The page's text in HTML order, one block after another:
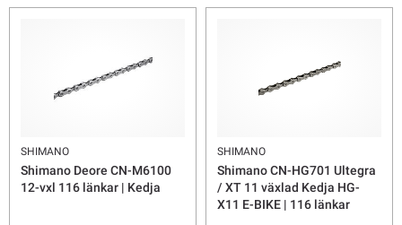
SHIMANO
Shimano Deore CN-M6100
12-vxl 116 länkar | Kedja
SHIMANO
Shimano CN-HG701 Ultegra
/ XT 11 växlad Kedja HG-
X11 E-BIKE | 116 länkar